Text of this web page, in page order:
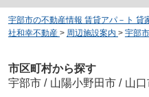
宇部市の不動産情報 賃貸アパ－ト 貸
社和幸不動産 > 周辺施設案内 > 宇部市
市区町村から探す
宇部市 / 山陽小野田市 / 山